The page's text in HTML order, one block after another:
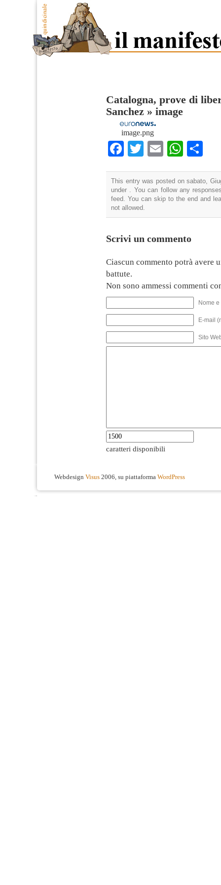
Catalogna, prove di
Sanchez » image
image.png
Facebook
TwitterEmail
This entry was posted on sabato,
under . You can follow any
feed. You can skip to the end and
not allowed.
Scrivi un commento
Ciascun commento potrà avere
battute.
Non sono ammessi commenti
Nome
E-mail
Sito
caratteri disponibili
Webdesign Visus 2006, su piattaforma WordPress